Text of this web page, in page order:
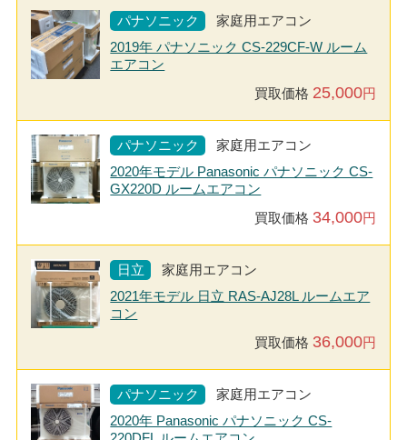
パナソニック
家庭用エアコン
2019年 パナソニック CS-229CF-W ルーム
エアコン
買取価格 25,000円
パナソニック
家庭用エアコン
2020年モデル Panasonic パナソニック CS-
GX220D ルームエアコン
買取価格 34,000円
日立
家庭用エアコン
2021年モデル 日立 RAS-AJ28L ルームエア
コン
買取価格 36,000円
パナソニック
家庭用エアコン
2020年 Panasonic パナソニック CS-